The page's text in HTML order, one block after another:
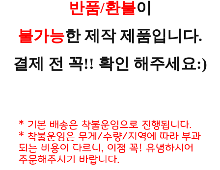
반품/환불이
불가능한 제작 제품입니다.
결제 전 꼭!! 확인 해주세요:)